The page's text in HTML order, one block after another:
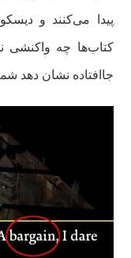
پیدا می‌کنند و
کتاب‌ها چه واکنشی
جاافتاده نشان دهد